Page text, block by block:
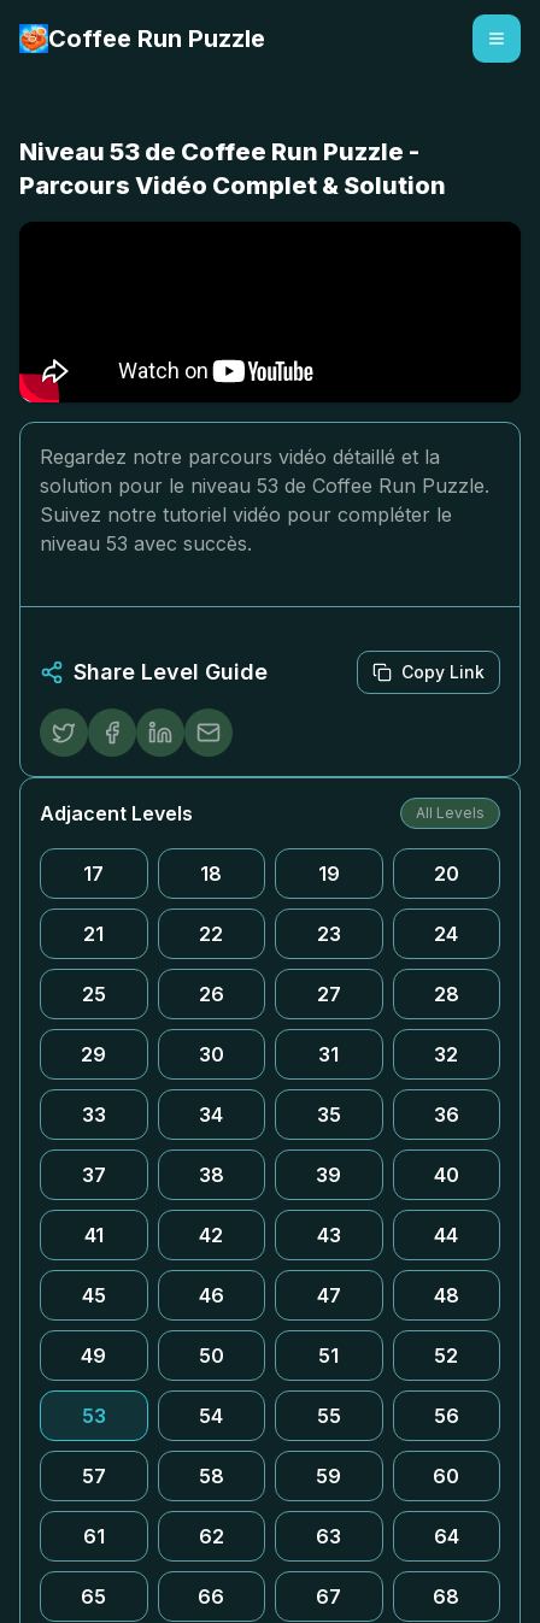
Coffee Run Puzzle
Niveau 53 de Coffee Run Puzzle -
Parcours Vidéo Complet & Solution
Regardez notre parcours vidéo détaillé et la
solution pour le niveau 53 de Coffee Run Puzzle.
Suivez notre tutoriel vidéo pour compléter le
niveau 53 avec succès.
Share Level Guide Copy Link
Adjacent Levels All Levels
17 18 19 20
21 22 23 24
25 26 27 28
29 30 31 32
33 34 35 36
37 38 39 40
41 42 43 44
45 46 47 48
49 50 51 52
53 54 55 56
57 58 59 60
61 62 63 64
65 66 67 68